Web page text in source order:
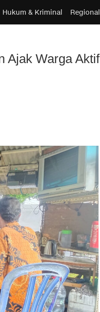
Hukum & Kriminal Regional
Ajak Warga Aktif